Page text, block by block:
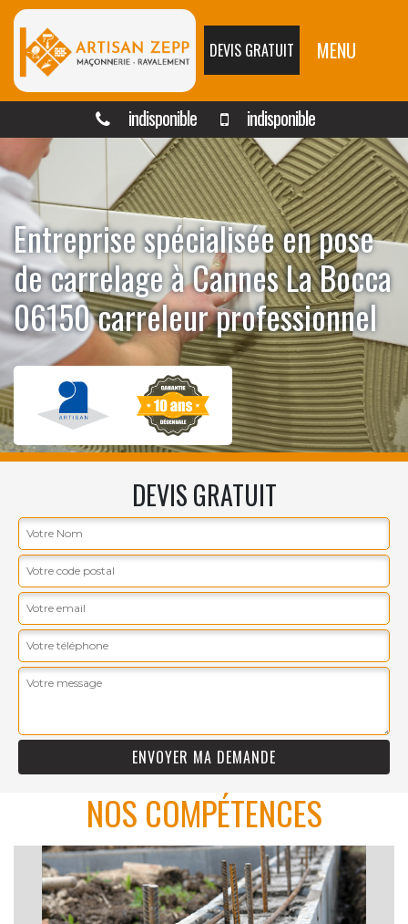
DEVIS GRATUIT MENU
indisponible indisponible
Entreprise spécialisée en pose
de carrelage à Cannes La Bocca
06150 carreleur professionnel
DEVIS GRATUIT
NOS COMPÉTENCES